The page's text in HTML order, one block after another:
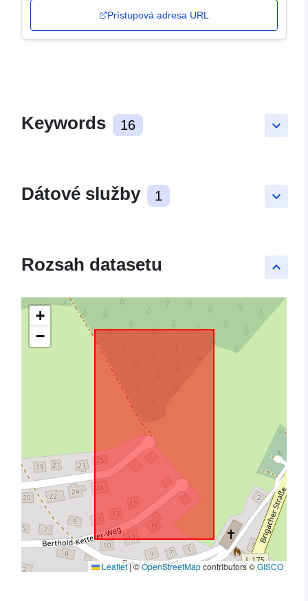
Prístupová adresa URL
keyboard_arrow_down
Keywords 16
keyboard_arrow_down
Dátové služby 1
keyboard_arrow_up
Rozsah datasetu
+
−
Leaflet|©OpenStreetMapcontributors ©GISCO